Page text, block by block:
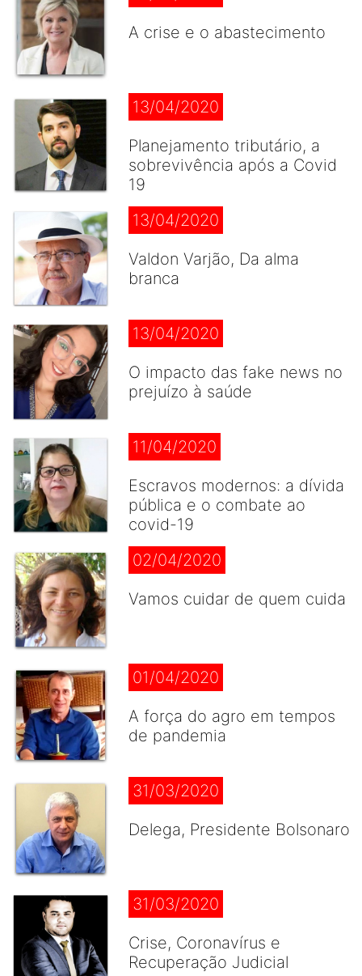
A crise e o abastecimento
13/04/2020
Planejamento tributário, a
sobrevivência após a Covid
19
13/04/2020
Valdon Varjão, Da alma
branca
13/04/2020
O impacto das fake news no
prejuízo à saúde
11/04/2020
Escravos modernos: a dívida
pública e o combate ao
covid-19
02/04/2020
Vamos cuidar de quem cuida
01/04/2020
A força do agro em tempos
de pandemia
31/03/2020
Delega, Presidente Bolsonaro
31/03/2020
Crise, Coronavírus e
Recuperação Judicial